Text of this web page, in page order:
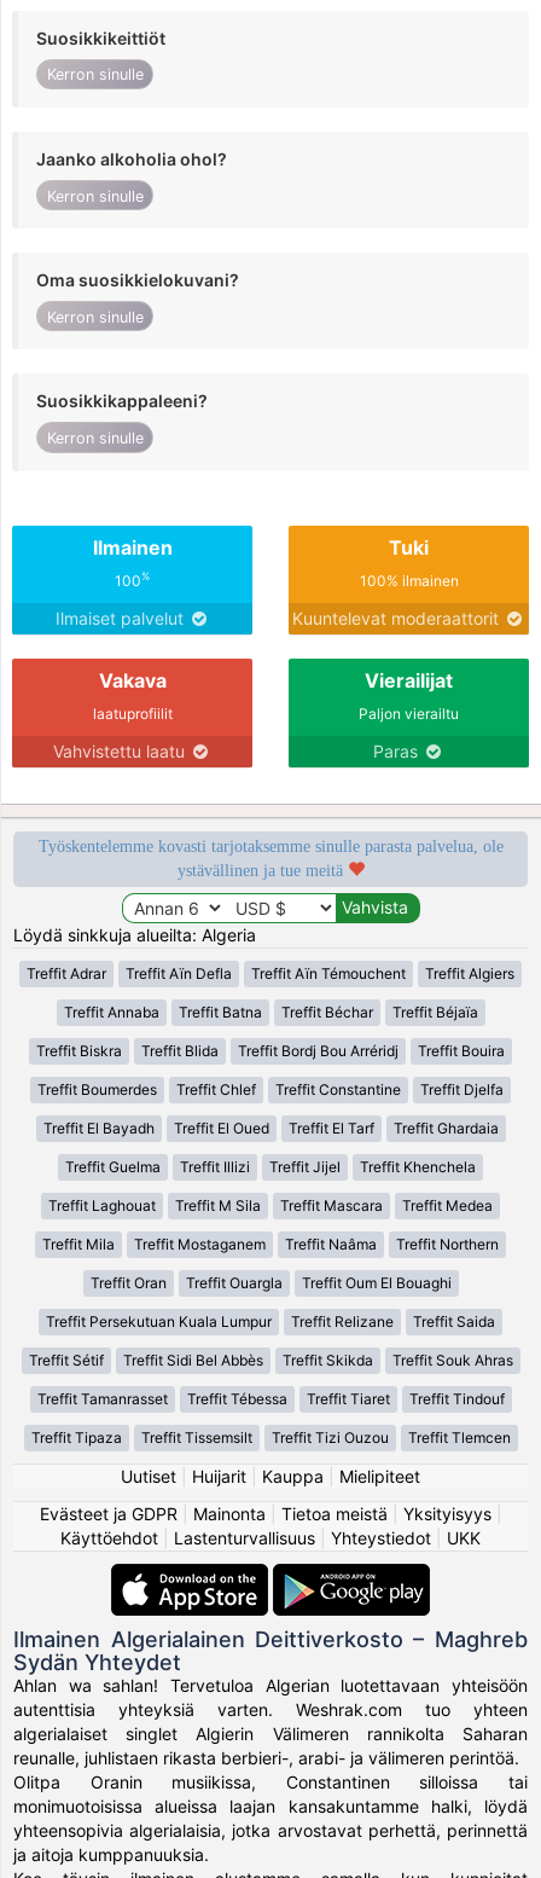
Suosikkikeittiöt
Kerron sinulle
Jaanko alkoholia ohol?
Kerron sinulle
Oma suosikkielokuvani?
Kerron sinulle
Suosikkikappaleeni?
Kerron sinulle
Ilmainen
100%
Ilmaiset palvelut
Tuki
100% ilmainen
Kuuntelevat moderaattorit
Vakava
laatuprofiilit
Vahvistettu laatu
Vierailijat
Paljon vierailtu
Paras
Työskentelemme kovasti tarjotaksemme sinulle parasta palvelua, ole
ystävällinen ja tue meitä
Löydä sinkkuja alueilta: Algeria
Treffit Adrar Treffit Aïn Defla Treffit Aïn Témouchent Treffit Algiers
Treffit Annaba Treffit Batna Treffit Béchar Treffit Béjaïa
Treffit Biskra Treffit Blida Treffit Bordj Bou Arréridj Treffit Bouira
Treffit Boumerdes Treffit Chlef Treffit Constantine Treffit Djelfa
Treffit El Bayadh Treffit El Oued Treffit El Tarf Treffit Ghardaia
Treffit Guelma Treffit Illizi Treffit Jijel Treffit Khenchela
Treffit Laghouat Treffit M Sila Treffit Mascara Treffit Medea
Treffit Mila Treffit Mostaganem Treffit Naâma Treffit Northern
Treffit Oran Treffit Ouargla Treffit Oum El Bouaghi
Treffit Persekutuan Kuala Lumpur Treffit Relizane Treffit Saida
Treffit Sétif Treffit Sidi Bel Abbès Treffit Skikda Treffit Souk Ahras
Treffit Tamanrasset Treffit Tébessa Treffit Tiaret Treffit Tindouf
Treffit Tipaza Treffit Tissemsilt Treffit Tizi Ouzou Treffit Tlemcen
Uutiset Huijarit Kauppa
Mielipiteet
Evästeet ja GDPR
Mainonta Tietoa meistä Yksityisyys|
Käyttöehdot
Lastenturvallisuus Yhteystiedot UKK
Ilmainen Algerialainen Deittiverkosto – Maghreb
Sydän Yhteydet
Ahlan wa sahlan! Tervetuloa Algerian luotettavaan yhteisöön
autenttisia yhteyksiä varten. Weshrak.com tuo yhteen
algerialaiset singlet Algierin Välimeren rannikolta Saharan
reunalle, juhlistaen rikasta berbieri-, arabi- ja välimeren perintöä.
Olitpa Oranin musiikissa, Constantinen silloissa tai
monimuotoisissa alueissa laajan kansakuntamme halki, löydä
yhteensopivia algerialaisia, jotka arvostavat perhettä, perinnettä
ja aitoja kumppanuuksia.